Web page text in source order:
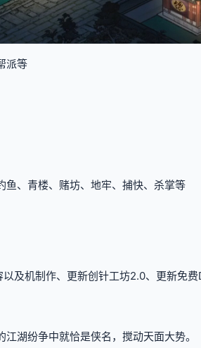
派等
、青楼、赌坊、地牢、捕快、杀掌等
及机制作、更新创针工坊2.0、更新免费
湖纷争中就恰是侠名，搅动天面大势。